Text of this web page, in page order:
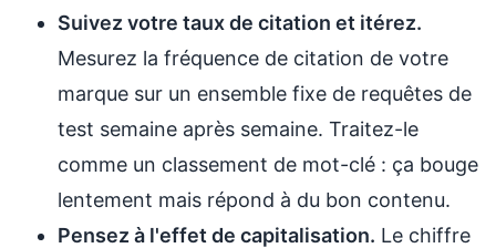
Suivez votre taux de citation et itérez.
Mesurez la fréquence de citation de votre
marque sur un ensemble fixe de requêtes de
test semaine après semaine. Traitez-le
comme un classement de mot-clé : ça bouge
lentement mais répond à du bon contenu.
Pensez à l'effet de capitalisation. Le chiffre